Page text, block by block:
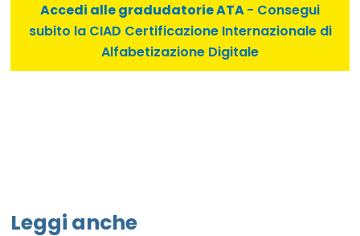
Accedi alle gradudatorie ATA- Consegui
subito la CIAD Certificazione Internazionale di
Alfabetizazione Digitale
Leggi anche